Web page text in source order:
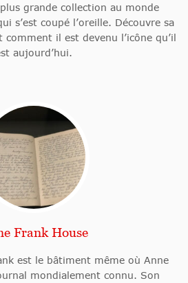
grande collection au monde
s’est coupé l’oreille. Découvre sa
il est devenu l’icône qu’il
aujourd’hui.
Frank House
est le bâtiment même où Anne
mondialement connu. Son